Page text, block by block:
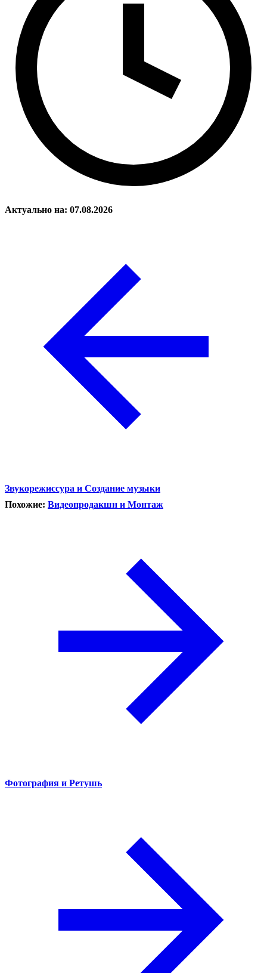
Актуально на: 07.08.2026
Звукорежиссура и Создание музыки
Похожие: Видеопродакшн и Монтаж
Фотография и Ретушь